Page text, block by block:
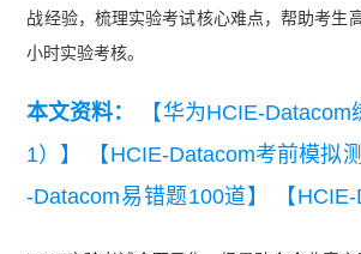
战经验，梳理实验考试核心难点，帮助考生
小时实验考核。
本文资料：
【华为HCIE-
1）】
【HCIE-Datacom考前模拟
-Datacom易错题100道】
【